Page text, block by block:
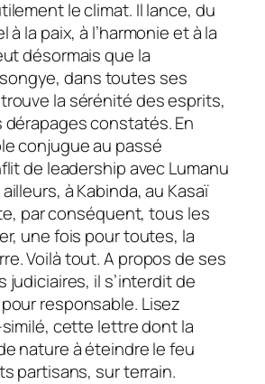
le climat. Il lance, du
à la paix, à l’harmonie et à la
désormais que la
dans toutes ses
la sérénité des esprits,
constatés. En
conjugue au passé
de leadership avec Lumanu
à Kabinda, au Kasaï
par conséquent, tous les
une fois pour toutes, la
Voilà tout. A propos de ses
judiciaires, il s’interdit de
responsable. Lisez
cette lettre dont la
nature à éteindre le feu
partisans, sur terrain.